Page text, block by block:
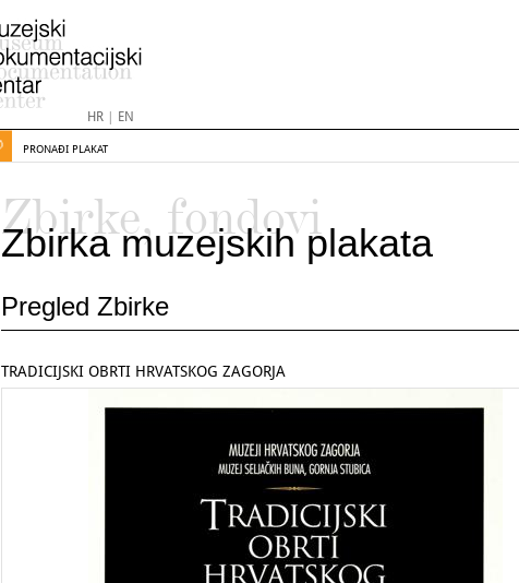
HR| EN
PRONAĐI PLAKAT
Zbirke, fondovi
Zbirka muzejskih plakata
Pregled Zbirke
TRADICIJSKI OBRTI HRVATSKOG ZAGORJA